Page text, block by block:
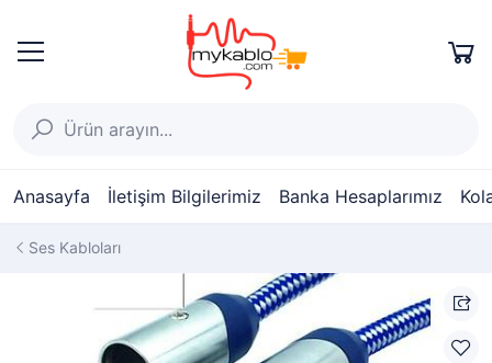
Anasayfa İletişim Bilgilerimiz Banka Hesaplarımız
Ses Kabloları